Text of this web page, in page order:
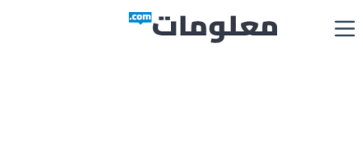
إلى
المحتوى